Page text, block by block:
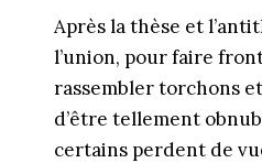
Après la thèse et
l’union, pour faire
rassembler torchons
d’être tellement
certains perdent de